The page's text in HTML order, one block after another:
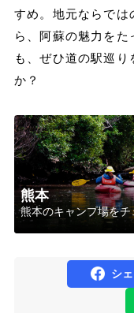
すめ。地元ならでは
ら、阿蘇の魅力を
も、ぜひ道の駅巡り
か？
熊本
熊本のキャンプ場をチ
シ